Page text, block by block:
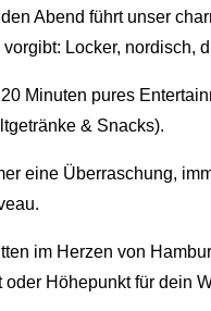
Abend führt unser
Locker, nordisch,
Minuten pures
& Snacks).
eine Überraschung,
im Herzen von
oder Höhepunkt für dein